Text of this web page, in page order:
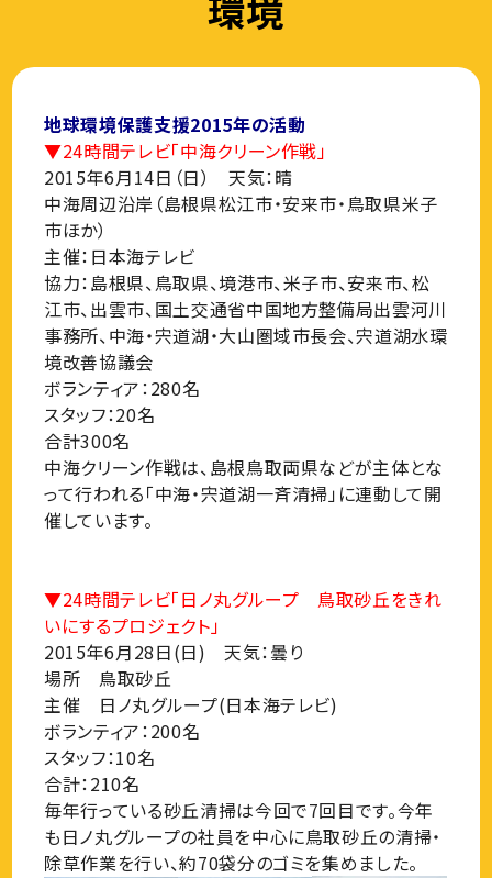
地球環境保護支援2015年の活動
▼24時間テレビ「中海クリーン作戦」
2015年6月14日（日） 天気：晴
中海周辺沿岸（島根県松江市・安来市・鳥取県米子
市ほか）
主催：日本海テレビ
協力：島根県、鳥取県、境港市、米子市、安来市、松
江市、出雲市、国土交通省中国地方整備局出雲河川
事務所、中海・宍道湖・大山圏域市長会、宍道湖水環
境改善協議会
ボランティア：280名
スタッフ：20名
合計300名
中海クリーン作戦は、島根鳥取両県などが主体とな
って行われる「中海・宍道湖一斉清掃」に連動して開
催しています。
▼24時間テレビ「日ノ丸グループ 鳥取砂丘をきれ
いにするプロジェクト」
2015年6月28日(日) 天気：曇り
場所 鳥取砂丘
主催 日ノ丸グループ(日本海テレビ)
ボランティア：200名
スタッフ：10名
合計：210名
毎年行っている砂丘清掃は今回で7回目です。今年
も日ノ丸グループの社員を中心に鳥取砂丘の清掃・
除草作業を行い、約70袋分のゴミを集めました。